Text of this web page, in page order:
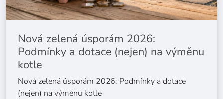
Nová zelená úsporám 2026:
Podmínky a dotace (nejen) na výměnu
kotle
Nová zelená úsporám 2026: Podmínky a dotace
(nejen) na výměnu kotle